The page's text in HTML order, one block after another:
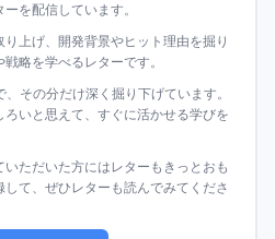
を配信しています。
上げ、開発背景やヒット理由を掘り
略を学べるレターです。
その分だけ深く掘り下げています。
いと思えて、すぐに活かせる学びを
ただいた方にはレターもきっとおも
て、ぜひレターも読んでみてくださ